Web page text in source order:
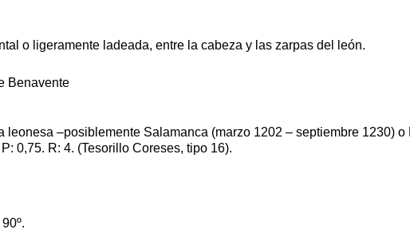
o ligeramente ladeada, entre la cabeza y las zarpas del león.
leonesa –posiblemente Salamanca (marzo 1202 – septiembre 1230)
0,75. R: 4. (Tesorillo Coreses, tipo 16).